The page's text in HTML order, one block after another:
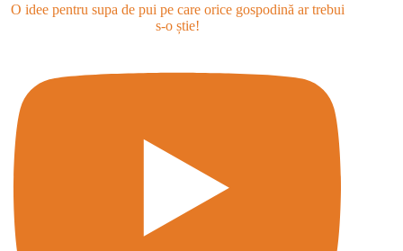
O idee pentru supa de pui pe care orice gospodină ar trebui
s-o știe!